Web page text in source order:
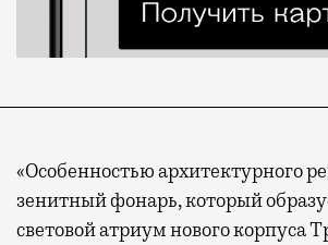
«Особенностью архитектурного
зенитный фонарь, который
световой атриум нового корпуса